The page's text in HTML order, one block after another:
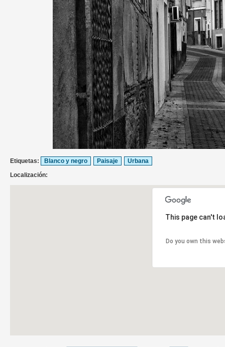
Etiquetas: Blanco y negro Paisaje
Urbana
Localización:
This page can't
Do you own this